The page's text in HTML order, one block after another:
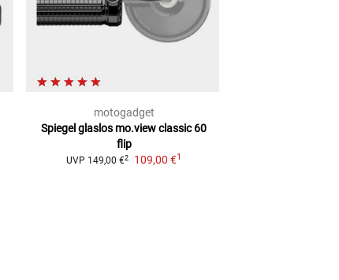
motogadget
Spiegel glaslos mo.view classic 60
flip
UVP 149,00 €2 109,00 €1